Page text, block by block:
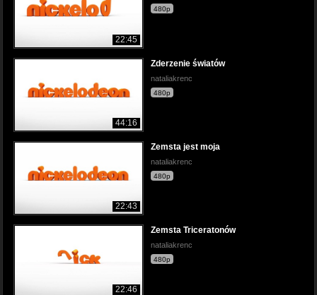
22:45
480p
44:16
Zderzenie światów
nataliakrenc
480p
22:43
Zemsta jest moja
nataliakrenc
480p
22:46
Zemsta Triceratonów
nataliakrenc
480p